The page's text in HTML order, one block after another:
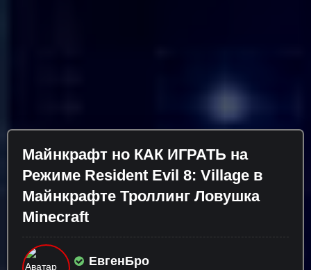
Майнкрафт но КАК ИГРАТЬ на
Режиме Resident Evil 8: Village в
Майнкрафте Троллинг Ловушка
Minecraft
ЕвгенБро